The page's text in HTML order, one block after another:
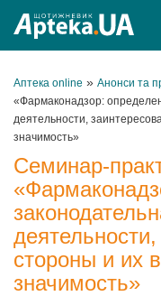
Аптека online » Анонси та
«Фармаконадзор:
деятельности,
значимость»
Семинар-
стороны и их
значимость»